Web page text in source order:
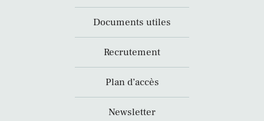
Documents utiles
Recrutement
Plan d’accès
Newsletter